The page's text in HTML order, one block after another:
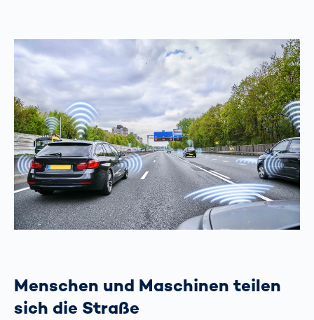
Menschen und Maschinen teilen
sich die Straße